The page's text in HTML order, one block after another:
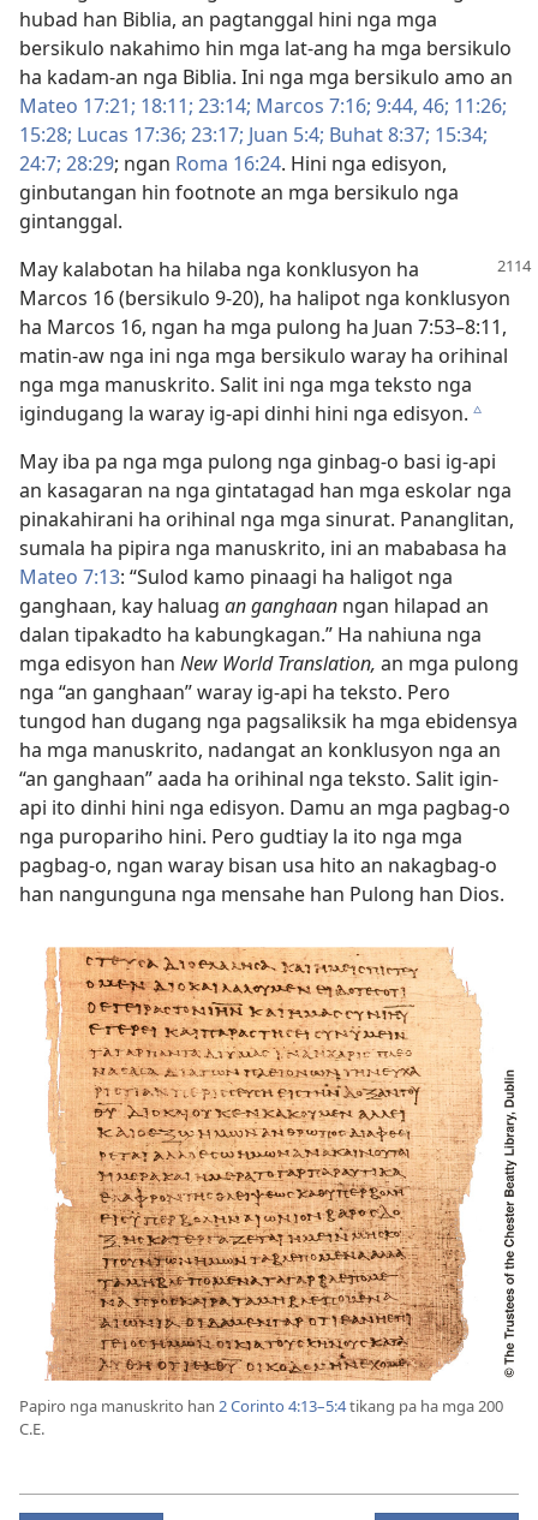
hubad han Biblia, an pagtanggal hini nga mga
bersikulo nakahimo hin mga lat-ang ha mga bersikulo
ha kadam-an nga Biblia. Ini nga mga bersikulo amo an
Mateo 17:21; 18:11; 23:14; Marcos 7:16; 9:44, 46; 11:26;
15:28; Lucas 17:36; 23:17; Juan 5:4; Buhat 8:37; 15:34;
24:7; 28:29; ngan Roma 16:24. Hini nga edisyon,
ginbutangan hin footnote an mga bersikulo nga
gintanggal.
May kalabotan ha hilaba nga konklusyon ha
Marcos 16 (bersikulo 9-20), ha halipot nga konklusyon
ha Marcos 16, ngan ha mga pulong ha Juan 7:53–8:11,
matin-aw nga ini nga mga bersikulo waray ha orihinal
nga mga manuskrito. Salit ini nga mga teksto nga
igindugang la waray ig-api dinhi hini nga edisyon. c
May iba pa nga mga pulong nga ginbag-o basi ig-api
an kasagaran na nga gintatagad han mga eskolar nga
pinakahirani ha orihinal nga mga sinurat. Pananglitan,
sumala ha pipira nga manuskrito, ini an mababasa ha
Mateo 7:13: “Sulod kamo pinaagi ha haligot nga
ganghaan, kay haluag an ganghaan ngan hilapad an
dalan tipakadto ha kabungkagan.” Ha nahiuna nga
mga edisyon han New World Translation, an mga pulong
nga “an ganghaan” waray ig-api ha teksto. Pero
tungod han dugang nga pagsaliksik ha mga ebidensya
ha mga manuskrito, nadangat an konklusyon nga an
“an ganghaan” aada ha orihinal nga teksto. Salit igin-
api ito dinhi hini nga edisyon. Damu an mga pagbag-o
nga puropariho hini. Pero gudtiay la ito nga mga
pagbag-o, ngan waray bisan usa hito an nakagbag-o
han nangunguna nga mensahe han Pulong han Dios.
Papiro nga manuskrito han 2 Corinto 4:13–5:4tikang pa ha mga 200
C.E.